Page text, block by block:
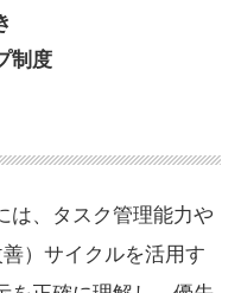
制度
は、タスク管理能力や
）サイクルを活用す